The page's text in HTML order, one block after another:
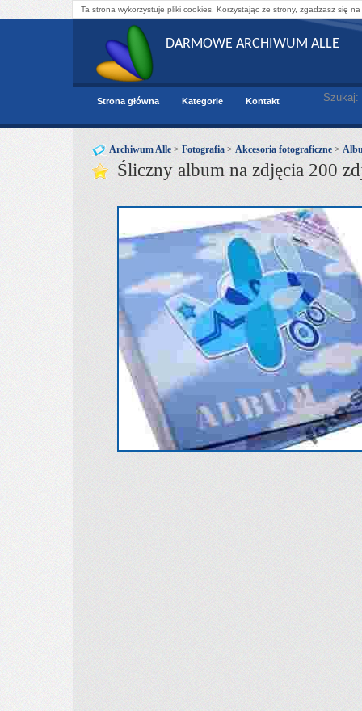
Ta strona wykorzystuje pliki cookies. Korzystając ze strony, zgadzasz się
DARMOWE ARCHIWUM ALLE
Strona główna Kategorie Kontakt Szukaj:
Archiwum Alle > Fotografia > Akcesoria fotograficzne >
Śliczny album na zdjęcia 200